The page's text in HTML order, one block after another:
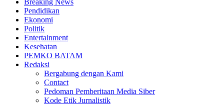
Breaking News
Pendidikan
Ekonomi
Politik
Entertainment
Kesehatan
PEMKO BATAM
Redaksi
Bergabung dengan Kami
Contact
Pedoman Pemberitaan Media Siber
Kode Etik Jurnalistik